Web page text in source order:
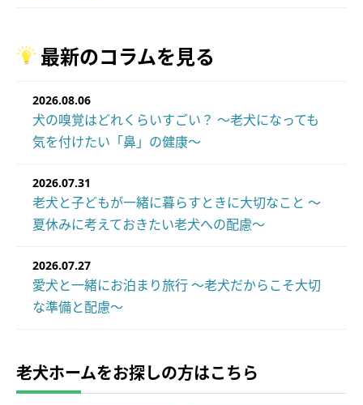
最新のコラムを見る
2026.08.06
犬の嗅覚はどれくらいすごい？ ～老犬になっても
気を付けたい「鼻」の健康～
2026.07.31
老犬と子どもが一緒に暮らすときに大切なこと ～
夏休みに考えておきたい老犬への配慮～
2026.07.27
愛犬と一緒にお泊まり旅行 ～老犬だからこそ大切
な準備と配慮～
老犬ホームをお探しの方はこちら